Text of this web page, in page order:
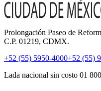
Prolongación Paseo de
C.P. 01219, CDMX.
+52 (55) 5950-4000+52 (55)
Lada nacional sin costo 01